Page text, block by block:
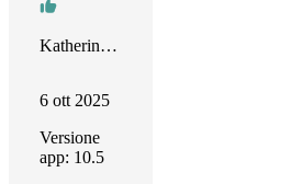
Katherine Wakefield
6 ott 2025
Versione
app: 10.5